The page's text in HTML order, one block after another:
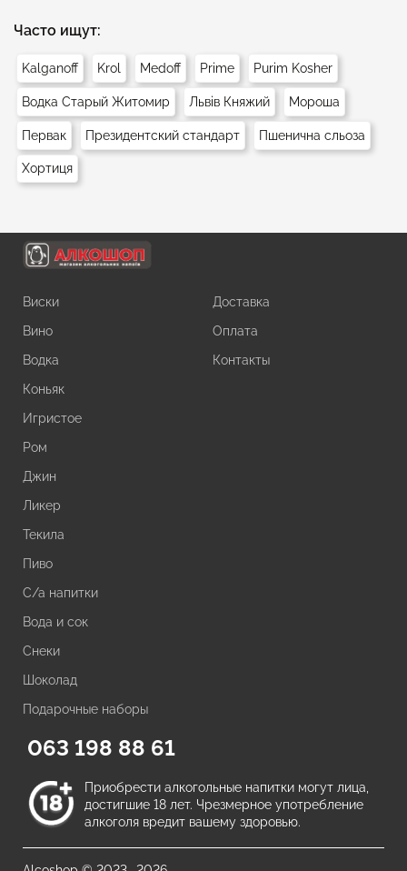
Часто ищут:
Kalganoff Krol Medoff Prime Purim Kosher
Водка Старый Житомир Львів Княжий Мороша
Первак Президентский стандарт Пшенична сльоза
Хортиця
Виски
Вино
Водка
Коньяк
Игристое
Ром
Джин
Ликер
Текила
Пиво
С/а напитки
Вода и сок
Снеки
Шоколад
Подарочные наборы
Доставка
Оплата
Контакты
063 198 88 61
Приобрести алкогольные напитки могут лица,
достигшие 18 лет. Чрезмерное употребление
алкоголя вредит вашему здоровью.